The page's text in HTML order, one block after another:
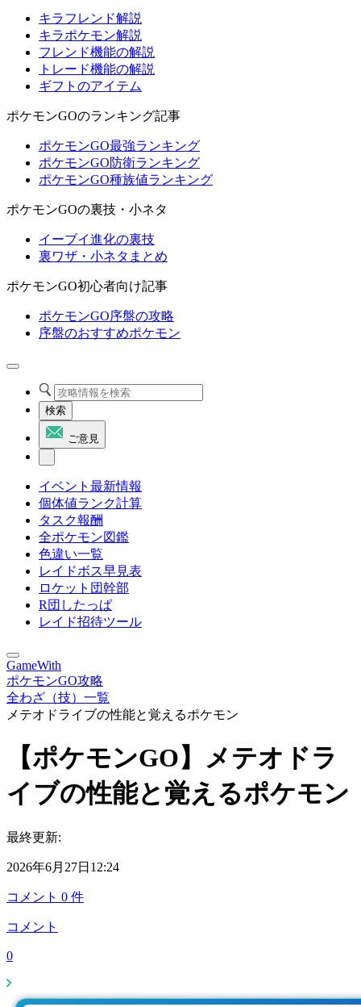
キラフレンド解説
キラポケモン解説
フレンド機能の解説
トレード機能の解説
ギフトのアイテム
ポケモンGOのランキング記事
ポケモンGO最強ランキング
ポケモンGO防衛ランキング
ポケモンGO種族値ランキング
ポケモンGOの裏技・小ネタ
イーブイ進化の裏技
裏ワザ・小ネタまとめ
ポケモンGO初心者向け記事
ポケモンGO序盤の攻略
序盤のおすすめポケモン
検索
ご意見
イベント最新情報
個体値ランク計算
タスク報酬
全ポケモン図鑑
色違い一覧
レイドボス早見表
ロケット団幹部
R団したっぱ
レイド招待ツール
GameWith
ポケモンGO攻略
全わざ（技）一覧
メテオドライブの性能と覚えるポケモン
【ポケモンGO】メテオドラ
イブの性能と覚えるポケモン
最終更新:
2026年6月27日12:24
コメント 0 件
コメント
0